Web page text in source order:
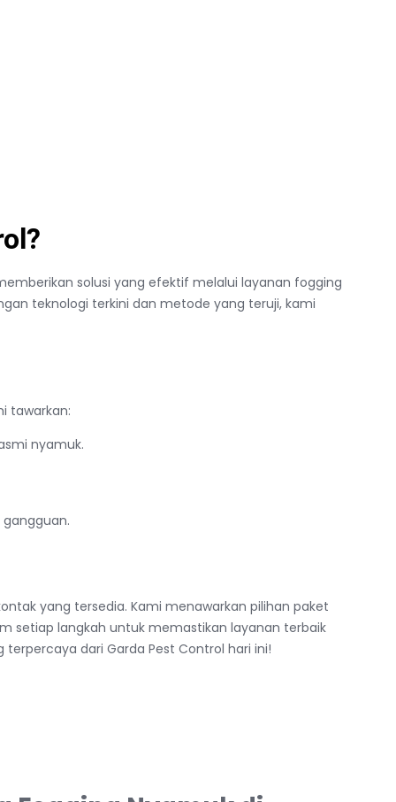
solusi yang efektif melalui layanan fogging
teknologi terkini dan metode yang teruji, kami
tawarkan:
nyamuk.
yang tersedia. Kami menawarkan pilihan paket
setiap langkah untuk memastikan layanan terbaik
dari Garda Pest Control hari ini!